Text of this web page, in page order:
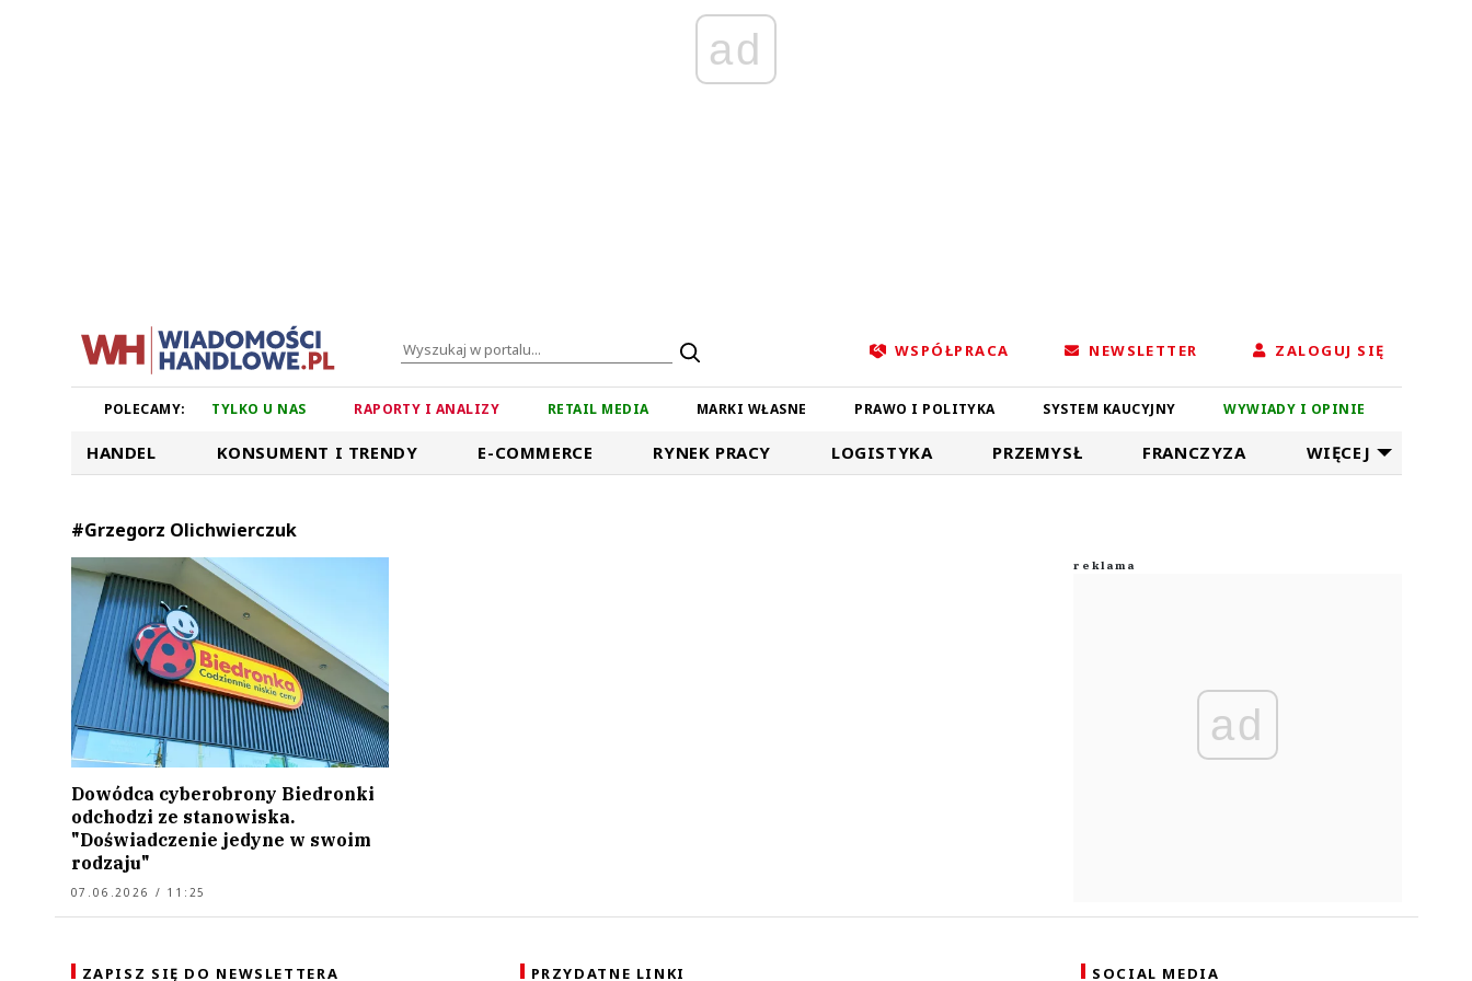
ad
WSPÓŁPRACA NEWSLETTER ZALOGUJ SIĘ
POLECAMY: TYLKO U NAS RAPORTY I ANALIZY RETAIL MEDIA MARKI WŁASNE PRAWO I POLITYKA SYSTEM KAUCYJNY WYWIADY I OPINIE
HANDEL KONSUMENT I TRENDY E-COMMERCE RYNEK PRACY LOGISTYKA PRZEMYSŁ FRANCZYZA WIĘCEJ
#Grzegorz Olichwierczuk
Dowódca cyberobrony Biedronki
odchodzi ze stanowiska.
"Doświadczenie jedyne w swoim
rodzaju"
07.06.2026 / 11:25
ad
ZAPISZ SIĘ DO NEWSLETTERA PRZYDATNE LINKI SOCIAL MEDIA